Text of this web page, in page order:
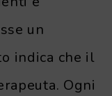
un
indica che il
Ogni